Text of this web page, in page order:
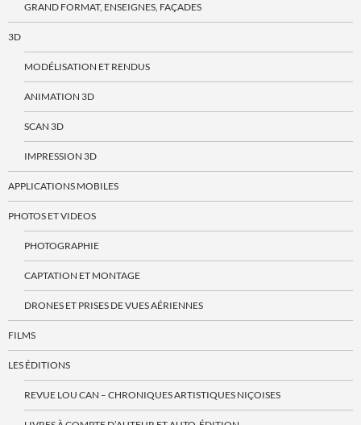
GRAND FORMAT, ENSEIGNES, FAÇADES
3D
MODÉLISATION ET RENDUS
ANIMATION 3D
SCAN 3D
IMPRESSION 3D
APPLICATIONS MOBILES
PHOTOS ET VIDEOS
PHOTOGRAPHIE
CAPTATION ET MONTAGE
DRONES ET PRISES DE VUES AÉRIENNES
FILMS
LES ÉDITIONS
REVUE LOU CAN – CHRONIQUES ARTISTIQUES NIÇOISES